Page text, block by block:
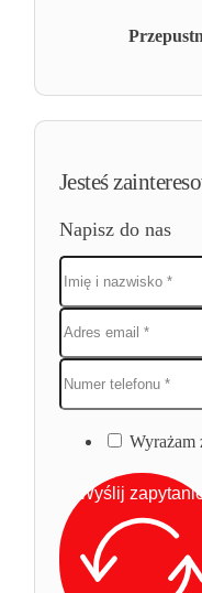
Jesteś
Napisz do nas
Wyrażam
Wyślij zapytanie